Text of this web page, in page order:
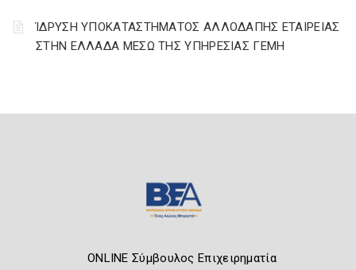
ΊΔΡΥΣΗ ΥΠΟΚΑΤΑΣΤΗΜΑΤΟΣ ΑΛΛΟΔΑΠΗΣ ΕΤΑΙΡΕΙΑΣ
ΣΤΗΝ ΕΛΛΑΔΑ ΜΕΣΩ ΤΗΣ ΥΠΗΡΕΣΙΑΣ ΓΕΜΗ
ONLINE Σύμβουλος Επιχειρηματία